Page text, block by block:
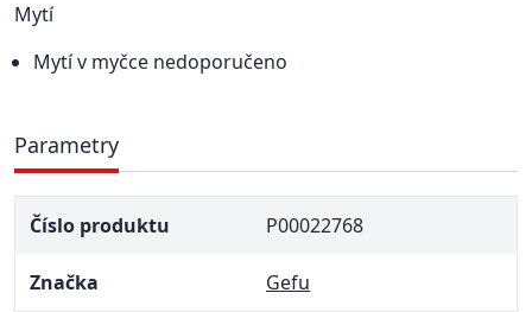
Mytí
Mytí v myčce nedoporučeno
Parametry
Číslo produktu P00022768
Značka Gefu